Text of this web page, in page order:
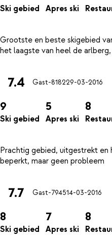
Ski gebied Apres ski
Grootste en beste skigebied
7.4 Gast-818229-03-2016
9
Ski gebied
5
Apres ski
8
Prachtig gebied, uitgestrekt en
7.7 Gast-794514-03-2016
8
Ski gebied
7
Apres ski
8